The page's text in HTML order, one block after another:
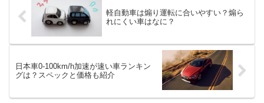
軽自動車は煽り運転に合いやすい？煽ら
れにくい車はなに？
日本車0-100km/h加速が速い車ランキン
グは？スペックと価格も紹介